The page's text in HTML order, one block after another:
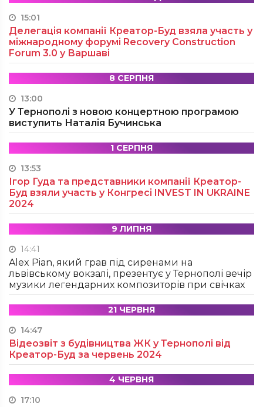
15:01
Делегація компанії Креатор-Буд взяла участь у
міжнародному форумі Recovery Construction
Forum 3.0 у Варшаві
8 СЕРПНЯ
13:00
У Тернополі з новою концертною програмою
виступить Наталія Бучинська
1 СЕРПНЯ
13:53
Ігор Гуда та представники компанії Креатор-
Буд взяли участь у Конгресі INVEST IN UKRAINE
2024
9 ЛИПНЯ
14:41
Alex Pian, який грав під сиренами на
львівському вокзалі, презентує у Тернополі вечір
музики легендарних композиторів при свічках
21 ЧЕРВНЯ
14:47
Відеозвіт з будівництва ЖК у Тернополі від
Креатор-Буд за червень 2024
4 ЧЕРВНЯ
17:10